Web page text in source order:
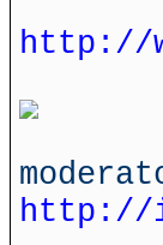
http://
http://